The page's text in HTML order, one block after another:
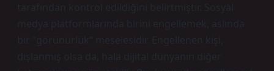
tarafından kontrol edildiğini belirtmiştir. Sosyal
medya platformlarında birini engellemek, aslında
bir “görünürlük” meselesidir. Engellenen kişi,
dışlanmış olsa da, hala dijital dünyanın diğer